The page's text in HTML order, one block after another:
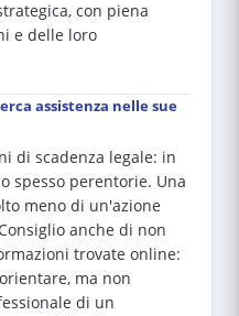
con piena
e delle loro
assistenza nelle sue
di scadenza legale: in
spesso perentorie. Una
meno di un'azione
anche di non
trovate online:
ma non
di un